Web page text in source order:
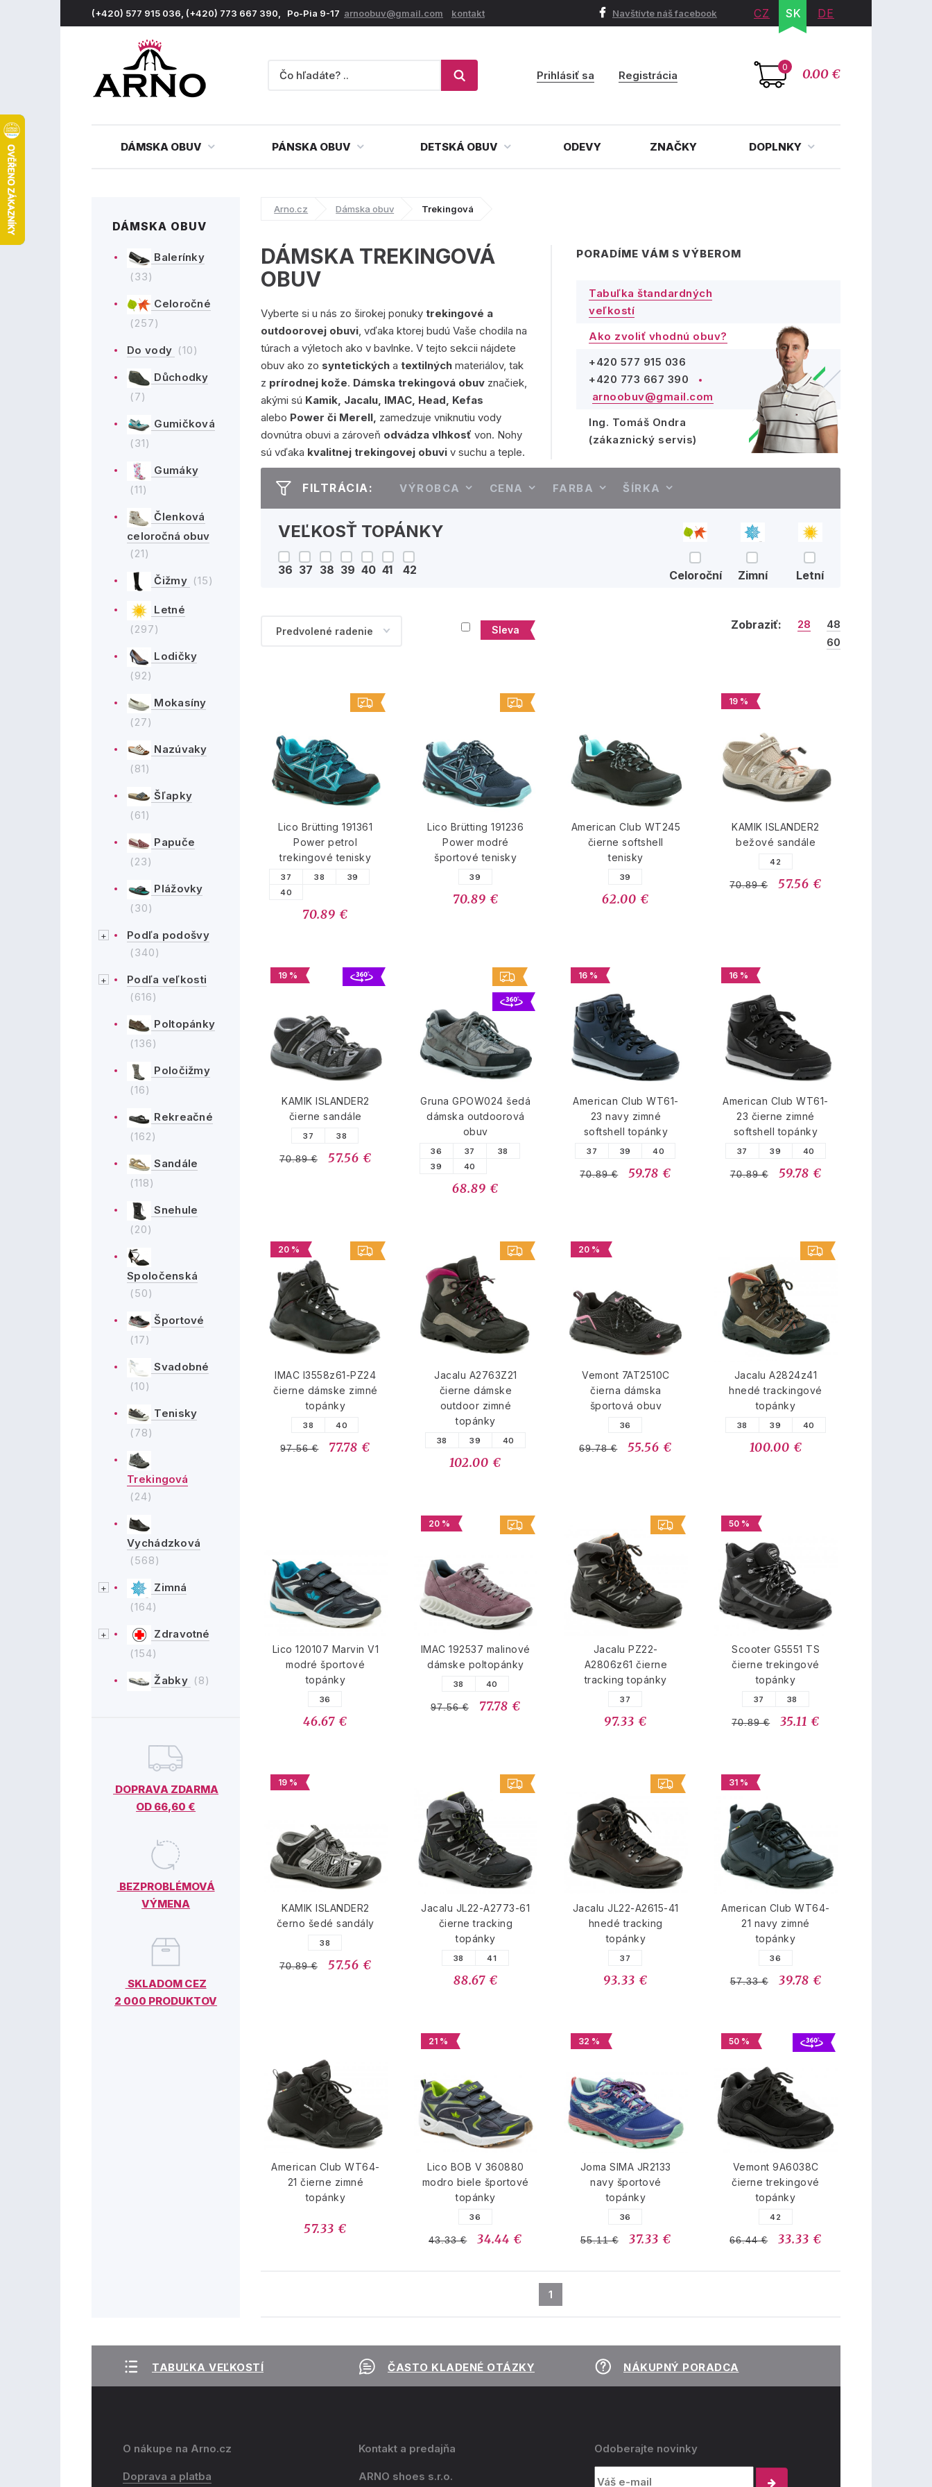
(+420) 577 915 036, (+420) 773 667 390, Po-Pia 9-17 arnoobuv@gmail.com kontakt Navštívte náš facebook CZ SK DE
0 0.00 €
Prihlásiť sa Registrácia
DÁMSKA OBUV PÁNSKA OBUV DETSKÁ OBUV ODEVY ZNAČKY DOPLNKY
DÁMSKA OBUV
Balerínky
(33)
Celoročné
(257)
Do vody (10)
Důchodky
(7)
Gumičková
(31)
Gumáky
(11)
Členková
celoročná obuv
(21)
Čižmy (15)
Letné
(297)
Lodičky
(92)
Mokasíny
(27)
Nazúvaky
(81)
Šľapky
(61)
Papuče
(23)
Plážovky
(30)
Podľa podošvy
(340)
Podľa veľkosti
(616)
Poltopánky
(136)
Poločižmy
(16)
Rekreačné
(162)
Sandále
(118)
Snehule
(20)
Spoločenská
(50)
Športové
(17)
Svadobné
(10)
Tenisky
(78)
Trekingová
(24)
Vychádzková
(568)
Zimná
(164)
Zdravotné
(154)
Žabky (8)
DOPRAVA ZDARMA
OD 66,60 €
BEZPROBLÉMOVÁ
VÝMENA
SKLADOM CEZ
2 000 PRODUKTOV
Arno.cz Dámska obuv Trekingová
DÁMSKA TREKINGOVÁ
OBUV
Vyberte si u nás zo širokej ponukytrekingové a
outdoorovej obuvi, vďaka ktorej budú Vaše chodila na
túrach a výletoch ako v bavlnke. V tejto sekcii nájdete
obuv ako zo syntetickýcha textilných materiálov, tak
z prírodnej kože. Dámska trekingová obuv značiek,
akými sú Kamik, Jacalu, IMAC, Head, Kefas
alebo Power či Merell, zamedzuje vniknutiu vody
dovnútra obuvi a zároveň odvádza vlhkosť von. Nohy
sú vďaka kvalitnej trekingovej obuvi v suchu a teple.
PORADÍME VÁM S VÝBEROM
Tabuľka štandardných
veľkostí
Ako zvoliť vhodnú obuv?
+420 577 915 036
+420 773 667 390
arnoobuv@gmail.com
Ing. Tomáš Ondra
(zákaznický servis)
FILTRÁCIA: VÝROBCA CENA FARBA ŠÍRKA
VEĽKOSŤ TOPÁNKY
36 37 38 39 40 41 42 Celoroční Zimní Letní
Sleva Zobraziť: 28
48
60
Lico Brütting 191361
Power petrol
trekingové tenisky
37 38
39
40
70.89 €
Lico Brütting 191236
Power modré
športové tenisky
39
70.89 €
American Club WT245
čierne softshell
tenisky
39
62.00 €
19 %
KAMIK ISLANDER2
bežové sandále
42
70.89 € 57.56 €
19 %
KAMIK ISLANDER2
čierne sandále
37 38
70.89 € 57.56 €
Gruna GPOW024 šedá
dámska outdoorová
obuv
36 37
38
39
40
68.89 €
16 %
American Club WT61-
23 navy zimné
softshell topánky
37 39 40
70.89 € 59.78 €
16 %
American Club WT61-
23 čierne zimné
softshell topánky
37 39 40
70.89 € 59.78 €
20 %
IMAC I3558z61-PZ24
čierne dámske zimné
topánky
38 40
97.56 € 77.78 €
Jacalu A2763Z21
čierne dámske
outdoor zimné
topánky
38 39 40
102.00 €
20 %
Vemont 7AT2510C
čierna dámska
športová obuv
36
69.78 € 55.56 €
Jacalu A2824z41
hnedé trackingové
topánky
38 39 40
100.00 €
Lico 120107 Marvin V1
modré športové
topánky
36
46.67 €
20 %
IMAC 192537 malinové
dámske poltopánky
38 40
97.56 € 77.78 €
Jacalu PZ22-
A2806z61 čierne
tracking topánky
37
97.33 €
50 %
Scooter G5551 TS
čierne trekingové
topánky
37 38
70.89 € 35.11 €
19 %
KAMIK ISLANDER2
černo šedé sandály
38
70.89 € 57.56 €
Jacalu JL22-A2773-61
čierne tracking
topánky
38 41
88.67 €
Jacalu JL22-A2615-41
hnedé tracking
topánky
37
93.33 €
31 %
American Club WT64-
21 navy zimné
topánky
36
57.33 € 39.78 €
American Club WT64-
21 čierne zimné
topánky
57.33 €
21 %
Lico BOB V 360880
modro biele športové
topánky
36
43.33 € 34.44 €
32 %
Joma SIMA JR2133
navy športové
topánky
36
55.11 € 37.33 €
50 %
Vemont 9A6038C
čierne trekingové
topánky
42
66.44 € 33.33 €
1
TABUĽKA VEĽKOSTÍ ČASTO KLADENÉ OTÁZKY NÁKUPNÝ PORADCA
O nákupe na Arno.cz
Doprava a platba
Kontakt a predajňa
ARNO shoes s.r.o.
Odoberajte novinky